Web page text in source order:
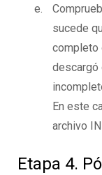
sucede
completo
descargó
En este
archivo
Etapa 4.